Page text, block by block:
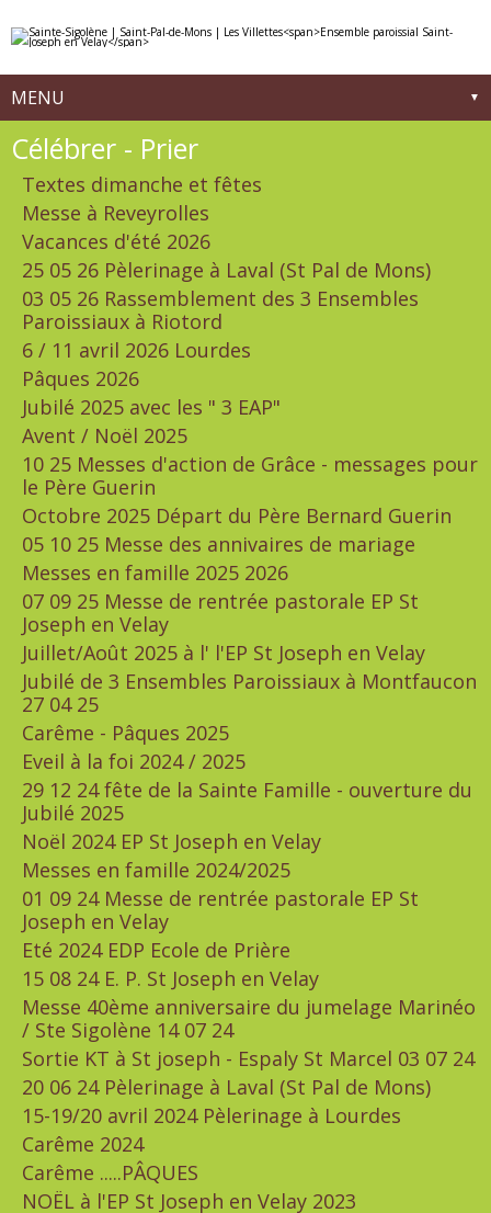
contenu.
la
MENU
Navigation
Célébrer - Prier
Textes dimanche et fêtes
Messe à Reveyrolles
Vacances d'été 2026
25 05 26 Pèlerinage à Laval (St Pal de Mons)
03 05 26 Rassemblement des 3 Ensembles
Paroissiaux à Riotord
6 / 11 avril 2026 Lourdes
Pâques 2026
Jubilé 2025 avec les " 3 EAP"
Avent / Noël 2025
10 25 Messes d'action de Grâce - messages pour
le Père Guerin
Octobre 2025 Départ du Père Bernard Guerin
05 10 25 Messe des annivaires de mariage
Messes en famille 2025 2026
07 09 25 Messe de rentrée pastorale EP St
Joseph en Velay
Juillet/Août 2025 à l' l'EP St Joseph en Velay
Jubilé de 3 Ensembles Paroissiaux à Montfaucon
27 04 25
Carême - Pâques 2025
Eveil à la foi 2024 / 2025
29 12 24 fête de la Sainte Famille - ouverture du
Jubilé 2025
Noël 2024 EP St Joseph en Velay
Messes en famille 2024/2025
01 09 24 Messe de rentrée pastorale EP St
Joseph en Velay
Eté 2024 EDP Ecole de Prière
15 08 24 E. P. St Joseph en Velay
Messe 40ème anniversaire du jumelage Marinéo
/ Ste Sigolène 14 07 24
Sortie KT à St joseph - Espaly St Marcel 03 07 24
20 06 24 Pèlerinage à Laval (St Pal de Mons)
15-19/20 avril 2024 Pèlerinage à Lourdes
Carême 2024
Carême .....PÂQUES
NOËL à l'EP St Joseph en Velay 2023